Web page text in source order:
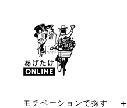
モチベーションで探す